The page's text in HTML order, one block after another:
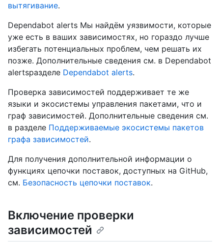
вытягивание.
Dependabot alerts Мы найдём уязвимости, которые
уже есть в ваших зависимостях, но гораздо лучше
избегать потенциальных проблем, чем решать их
позже. Дополнительные сведения см. в Dependabot
alertsразделе Dependabot alerts.
Проверка зависимостей поддерживает те же
языки и экосистемы управления пакетами, что и
граф зависимостей. Дополнительные сведения см.
в разделе Поддерживаемые экосистемы пакетов
графа зависимостей.
Для получения дополнительной информации о
функциях цепочки поставок, доступных на GitHub,
см. Безопасность цепочки поставок.
Включение проверки
зависимостей